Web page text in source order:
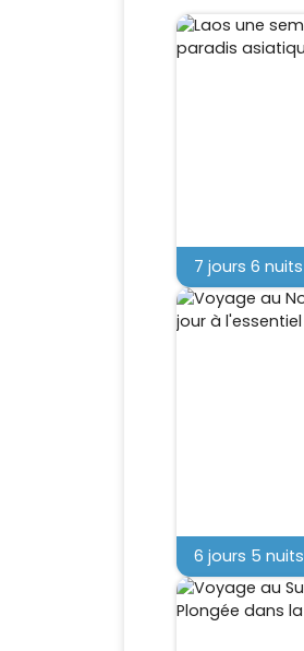
7 jours 6 nuits
6 jours 5 nuits